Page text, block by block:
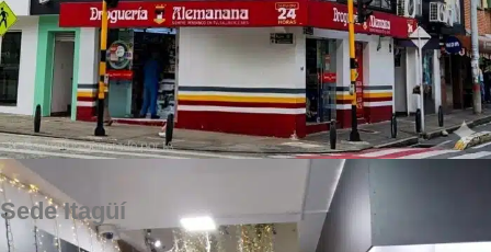
Sede Itagüí